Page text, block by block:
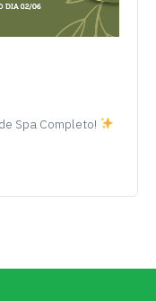
Spa Completo!